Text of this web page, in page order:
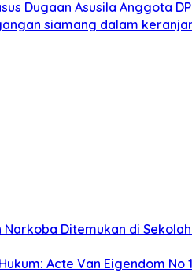
Dugaan Asusila Anggota
siamang dalam
Ditemukan di
Acte Van Eigendom No